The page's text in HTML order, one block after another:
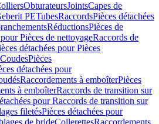
ObturateursJointsCapes de
PETubesRaccordsPièces détachées
RéductionsPièces de
Pièces de nettoyageRaccords de
détachées pour Pièces
CoudesPièces
détachées pour
Raccordements à emboîterPièces
à emboîterRaccords de transition sur
pour Raccords de transition sur
filetésPièces détachées pour
de brideCollerettesRaccordements